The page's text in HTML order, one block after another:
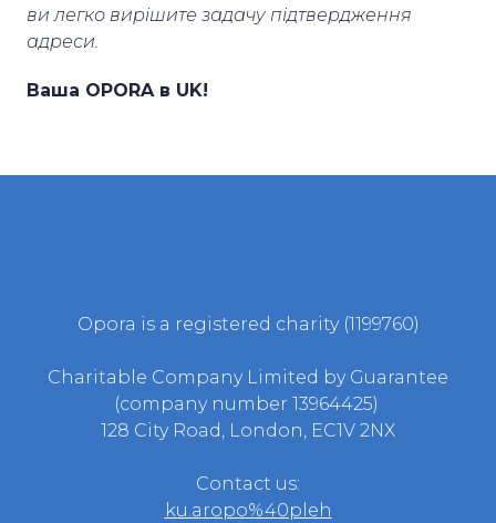
ви легко вирішите задачу підтвердження
адреси.
Ваша OPORA в UK!
Opora is a registered charity (1199760)
Charitable Company Limited by Guarantee
(company number 13964425)
128 City Road, London, EC1V 2NX
Contact us:
ku.aropo%40pleh